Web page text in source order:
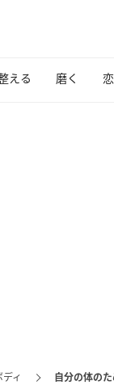
える 磨く
ィ 自分の体の